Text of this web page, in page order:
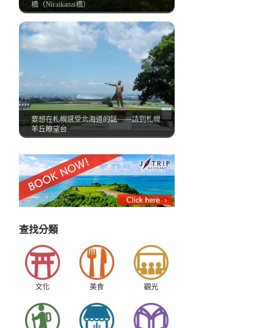
橋（Niraikanai橋）
要想在札幌感受北海道的話——請到札幌
羊丘瞭望台
查找分類
文化 美食 觀光